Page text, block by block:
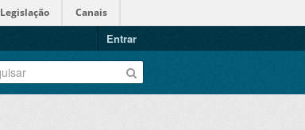
Legislação Canais
Entrar